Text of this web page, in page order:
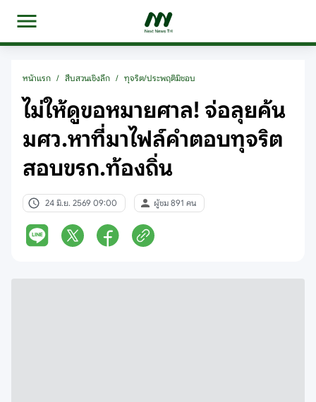
หน้าแรก / สืบสวนเชิงลึก / ทุจริต/ประพฤติมิชอบ
ไม่ให้ดูขอหมายศาล! จ่อลุยค้น
มศว.หาที่มาไฟล์คำตอบทุจริต
สอบขรก.ท้องถิ่น
24 มิ.ย. 2569 09:00 ผู้ชม 891 คน